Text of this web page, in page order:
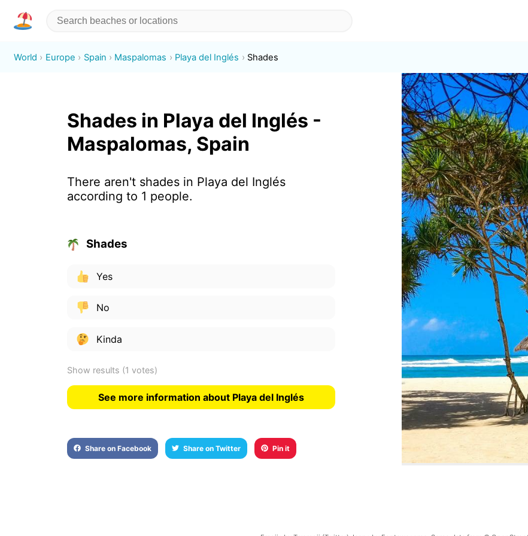
World Europe Spain Maspalomas Playa del Inglés Shades
Shades in Playa del Inglés -
Maspalomas, Spain
There aren't shades in Playa del Inglés
according to 1 people.
Shades
Yes
No
Kinda
Show results (1 votes)
See more information about Playa del Inglés
Share on Facebook Share on Twitter Pin it